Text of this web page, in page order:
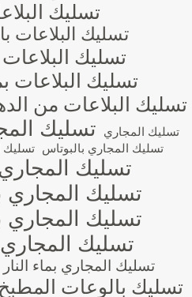
تسليك
تسليك البلاعات
تسليك البلاعات
تسليك البلاعات
تسليك البلاعات من
تسليك المجاري
تسليك
تسليك المجاري بالبوتاس تسليك
تسليك
تسليك المجاري
تسليك المجاري
تسليك المجاري
تسليك المجاري بماء النار
تسليك بالوعات المطبخ